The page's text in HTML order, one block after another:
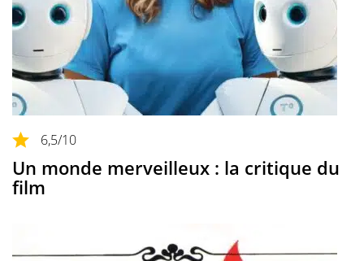
6,5/10
Un monde merveilleux : la critique du
film